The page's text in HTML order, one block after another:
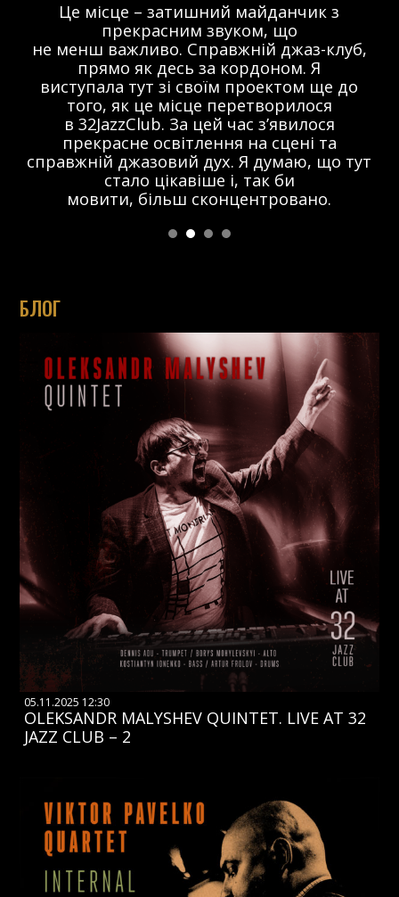
Це місце – затишний майданчик з
прекрасним звуком, що
не менш важливо. Справжній джаз-клуб,
прямо як десь за кордоном. Я
виступала тут зі своїм проектом ще до
того, як це місце перетворилося
в 32JazzClub. За цей час з’явилося
прекрасне освітлення на сцені та
справжній джазовий дух. Я думаю, що тут
стало цікавіше і, так би
мовити, більш сконцентровано.
БЛОГ
05.11.2025 12:30
OLEKSANDR MALYSHEV QUINTET. LIVE AT 32
JAZZ CLUB – 2